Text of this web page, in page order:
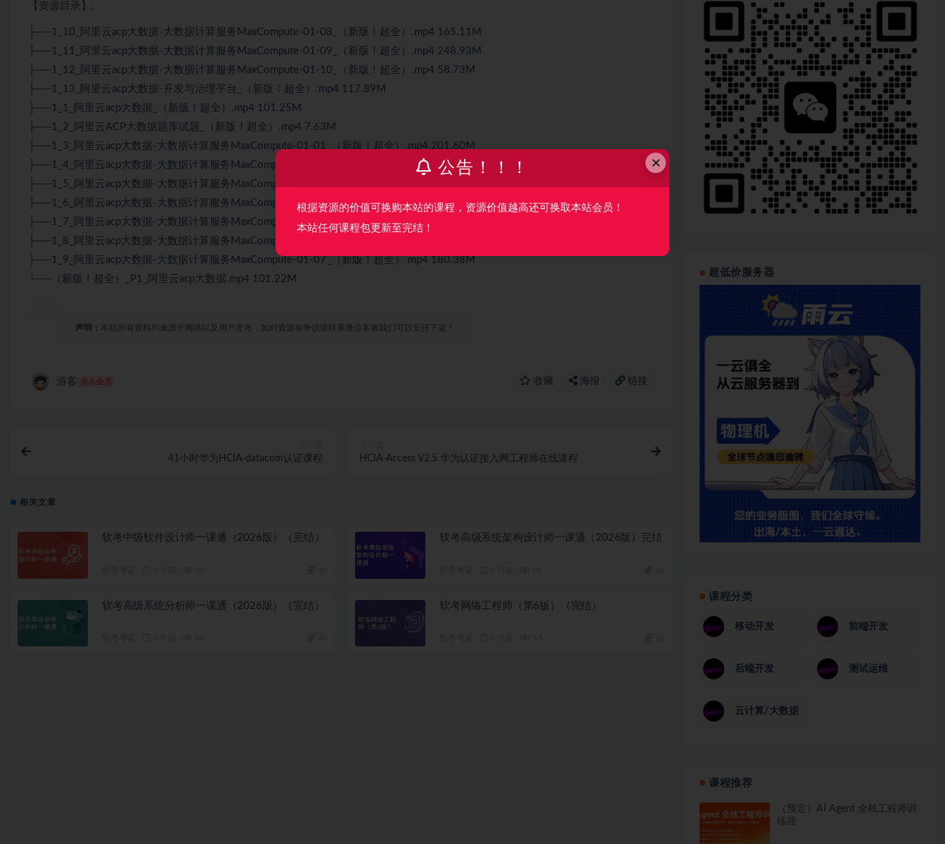
【资源目录】:
├──1_10_阿里云acp大数据-大数据计算服务MaxCompute-01-08_（新版！超全）.mp4 165.11M
├──1_11_阿里云acp大数据-大数据计算服务MaxCompute-01-09_（新版！超全）.mp4 248.93M
├──1_12_阿里云acp大数据-大数据计算服务MaxCompute-01-10_（新版！超全）.mp4 58.73M
├──1_13_阿里云acp大数据-开发与治理平台_（新版！超全）.mp4 117.89M
├──1_1_阿里云acp大数据_（新版！超全）.mp4 101.25M
├──1_2_阿里云ACP大数据题库试题_（新版！超全）.mp4 7.63M
├──1_3_阿里云acp大数据-大数据计算服务MaxCompute-01-01_（新版！超全）.mp4 201.60M
├──1_4_阿里云acp大数据-大数据计算服务MaxCompute-01-02_（新版！超全）.mp4 171.31M
├──1_5_阿里云acp大数据-大数据计算服务MaxCompute-01-03_（新版！超全）.mp4 223.43M
├──1_6_阿里云acp大数据-大数据计算服务MaxCompute-01-04_（新版！超全）.mp4 112.46M
├──1_7_阿里云acp大数据-大数据计算服务MaxCompute-01-05_（新版！超全）.mp4 167.56M
├──1_8_阿里云acp大数据-大数据计算服务MaxCompute-01-06_（新版！超全）.mp4 162.30M
├──1_9_阿里云acp大数据-大数据计算服务MaxCompute-01-07_（新版！超全）.mp4 180.38M
└──（新版！超全）_P1_阿里云acp大数据.mp4 101.22M
声明： 本站所有资料均来源于网络以及用户发布，如对资源有争议请联系微信客服我们可以安排下架！
游客 永久会员 收藏 海报 链接
41小时华为HCIA-datacom认证课程 HCIA-Access V2.5 华为认证接入网工程师在线课程
相关文章
软考中级软件设计师一课通（2026版）（完结） 软考高级系统架构设计师一课通（2026版）完结
软考高级系统分析师一课通（2026版）（完结） 软考网络工程师（第6版）（完结）
超低价服务器
课程分类
移动开发 前端开发
后端开发 测试运维
云计算/大数据
课程推荐
（预定）AI Agent 全栈工程师训
练营
×
公告！！！
根据资源的价值可换购本站的课程，资源价值越高还可换取本站会员！
本站任何课程包更新至完结！